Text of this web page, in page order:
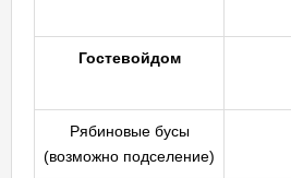
Гостевойдом
Рябиновые бусы
(возможно подселение)